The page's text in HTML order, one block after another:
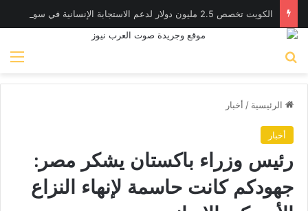
الرئيسية / أخبار
أخبار
رئيس وزراء باكستان يشكر مصر:
جهودكم كانت حاسمة لإنهاء النزاع